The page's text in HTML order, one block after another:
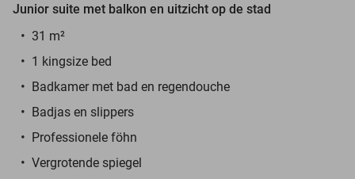
Junior suite met balkon en uitzicht op de stad
31 m²
1 kingsize bed
Badkamer met bad en regendouche
Badjas en slippers
Professionele föhn
Vergrotende spiegel